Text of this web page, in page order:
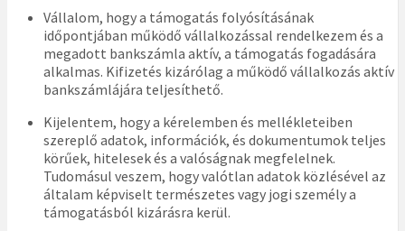
Vállalom, hogy a támogatás folyósításának
időpontjában működő vállalkozással rendelkezem és a
megadott bankszámla aktív, a támogatás fogadására
alkalmas. Kifizetés kizárólag a működő vállalkozás aktív
bankszámlájára teljesíthető.
Kijelentem, hogy a kérelemben és mellékleteiben
szereplő adatok, információk, és dokumentumok teljes
körűek, hitelesek és a valóságnak megfelelnek.
Tudomásul veszem, hogy valótlan adatok közlésével az
általam képviselt természetes vagy jogi személy a
támogatásból kizárásra kerül.